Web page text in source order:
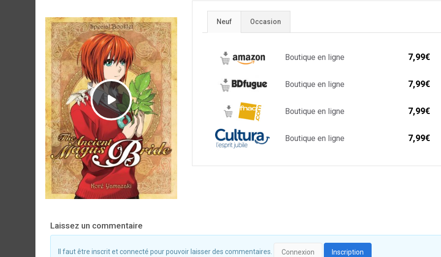
Neuf Occasion
Boutique en ligne 7,99€
Boutique en ligne 7,99€
Boutique en ligne 7,99€
Boutique en ligne 7,99€
Laissez un commentaire
Il faut être inscrit et connecté pour pouvoir laisser des commentaires. Connexion Inscription